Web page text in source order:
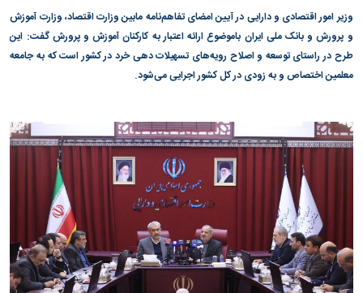
وزیر امور اقتصادی و دارایی در آیین امضای تفاهم‌نامه مابین وزارت اقتصاد، وزارت آموزش
و پرورش و بانک ملی ایران باموضوع ارائه اعتبار به کارکنان آموزش و پرورش گفت: این
طرح در راستای توسعه و اصلاح رویه‌های تسهیلات دهی خرد در کشور است که به جامعه
معلمین اختصاص و به زودی در کل کشور اجرایی می‌شود.